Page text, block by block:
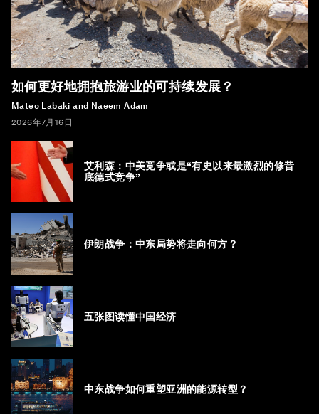
如何更好地拥抱旅游业的可持续发展？
Mateo Labaki and Naeem Adam
2026年7月16日
艾利森：中美竞争或是“有史以来最激烈的修昔
底德式竞争”
伊朗战争：中东局势将走向何方？
五张图读懂中国经济
中东战争如何重塑亚洲的能源转型？